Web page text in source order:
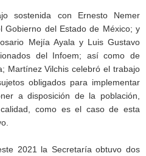
sostenida con Ernesto Nemer
Gobierno del Estado de México; y
Mejía Ayala y Luis Gustavo
del Infoem; así como de
Martínez Vilchis celebró el trabajo
obligados para implementar
a disposición de la población,
como es el caso de esta
2021 la Secretaría obtuvo dos